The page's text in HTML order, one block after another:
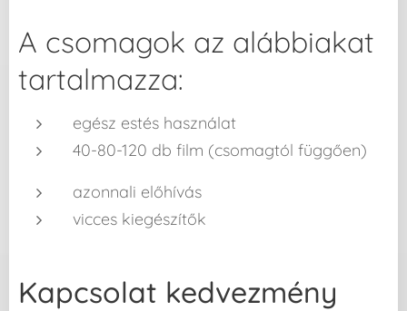
A csomagok az alábbiakat
tartalmazza:
egész estés használat
40-80-120 db film (csomagtól függően)
azonnali előhívás
vicces kiegészítők
Kapcsolat kedvezmény